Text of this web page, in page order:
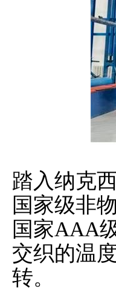
踏入纳克
国家级非
国家AAA
交织的温
转。